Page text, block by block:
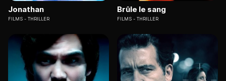
Jonathan
FILMS THRILLER
Brûle le sang
FILMS THRILLER